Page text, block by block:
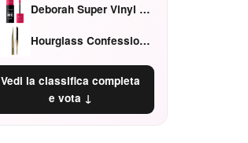
Deborah Super Vinyl Shake Rosa Ciliegia
Hourglass Confession Ricaricabile Ultra Preciso Ad Alta Intensità Secretly Classic Red
Vedi la classifica completa
e vota ↓